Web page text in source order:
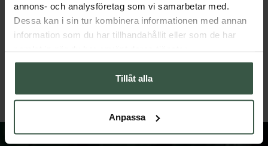
annons- och analysföretag som vi samarbetar med.
Dessa kan i sin tur kombinera informationen med annan
information som du har tillhandahållit eller som de har
Tillåt alla
Anpassa
Kvällsmagnesium+ Ekonomipack 2x90k
398 kr 498 kr 299 kr 378 kr